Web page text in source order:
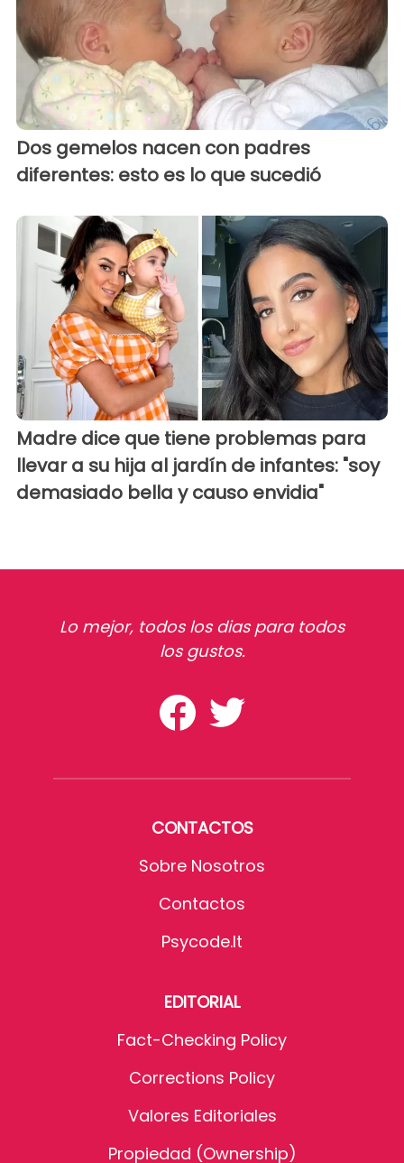
Dos gemelos nacen con padres
diferentes: esto es lo que sucedió
Madre dice que tiene problemas para
llevar a su hija al jardín de infantes: "soy
demasiado bella y causo envidia"
Lo mejor, todos los dias para todos
los gustos.
CONTACTOS
Sobre Nosotros
Contactos
Psycode.it
EDITORIAL
Fact-Checking Policy
Corrections Policy
Valores Editoriales
Propiedad (Ownership)